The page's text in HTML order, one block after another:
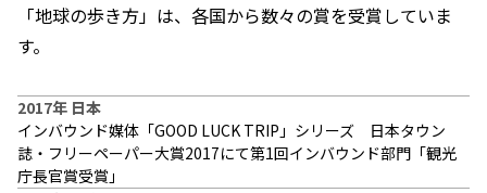
「地球の歩き方」は、各国から数々の賞を受賞していま
す。
2017年 日本
インバウンド媒体「GOOD LUCK TRIP」シリーズ 日本タウン
誌・フリーペーパー大賞2017にて第1回インバウンド部門「観光
庁長官賞受賞」